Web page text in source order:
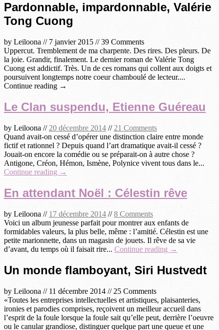
Pardonnable, impardonnable, Valérie
Tong Cuong
by Leiloona // 7 janvier 2015 //39 Comments
Uppercut. Tremblement de ma charpente. Des rires. Des pleurs. De
la joie. Grandir, finalement. Le dernier roman de Valérie Tong
Cuong est addictif. Très. Un de ces romans qui collent aux doigts et
poursuivent longtemps notre coeur chamboulé de lecteur....
Continue reading →
Le Clan suspendu, Etienne Guéreau
by Leiloona // 20 décembre 2014 // 21 Comments
Quand avait-on cessé d’opérer une distinction claire entre monde
fictif et rationnel ? Depuis quand l’art dramatique avait-il cessé ?
Jouait-on encore la comédie ou se préparait-on à autre chose ?
Antigone, Créon, Hémon, Ismène, Polynice vivent tous dans le...
Continue reading →
En attendant Noël : Célestin rêve
by Leiloona // 17 décembre 2014 //8 Comments
Voici un album jeunesse parfait pour montrer aux enfants de
formidables valeurs, la plus belle, même : l’amitié. Célestin est une
petite marionnette, dans un magasin de jouets. Il rêve de sa vie
d’avant, du temps où il faisait rire... Continue reading →
Un monde flamboyant, Siri Hustvedt
by Leiloona // 11 décembre 2014 // 25 Comments
«Toutes les entreprises intellectuelles et artistiques, plaisanteries,
ironies et parodies comprises, reçoivent un meilleur accueil dans
l’esprit de la foule lorsque la foule sait qu’elle peut, derrière l’oeuvre
ou le canular grandiose, distinguer quelque part une queue et une